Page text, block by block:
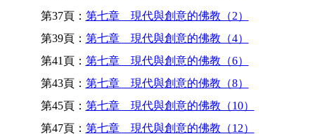
第37頁： 第七章 現代與創意的佛教（2）
第39頁： 第七章 現代與創意的佛教（4）
第41頁： 第七章 現代與創意的佛教（6）
第43頁： 第七章 現代與創意的佛教（8）
第45頁： 第七章 現代與創意的佛教（10）
第47頁： 第七章 現代與創意的佛教（12）